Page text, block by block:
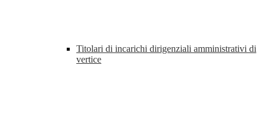
Titolari di incarichi dirigenziali amministrativi di
vertice